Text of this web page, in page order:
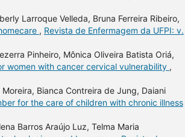
Larroque Velleda, Bruna Ferreira Ribeiro,
, Revista de Enfermagem da UFPI: v.
Pinheiro, Mônica Oliveira Batista Oriá,
women with cancer cervical vulnerability ,
Bianca Contreira de Jung, Daiani
for the care of children with chronic illness
Barros Araújo Luz, Telma Maria